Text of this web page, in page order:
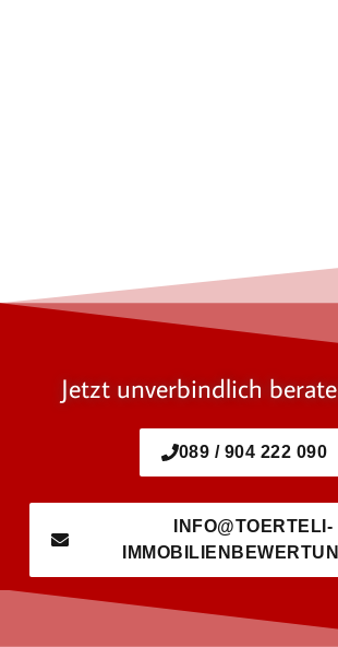
Jetzt unverbindlich
089 / 904 222 090
INFO@TOERTELI-